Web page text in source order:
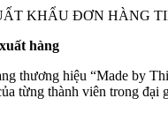
KHẨU ĐƠN HÀNG
hàng
thương hiệu “Made by
từng thành viên trong đại